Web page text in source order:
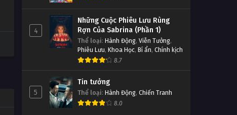
4
Những Cuộc Phiêu Lưu Rùng
Rợn Của Sabrina (Phần 1)
Thể loại: Hành Động, Viễn Tưởng,
Phiêu Lưu, Khoa Học, Bí ẩn, Chính kịch
8.7
5
Tin tưởng
Thể loại: Hành Động, Chiến Tranh
8.0